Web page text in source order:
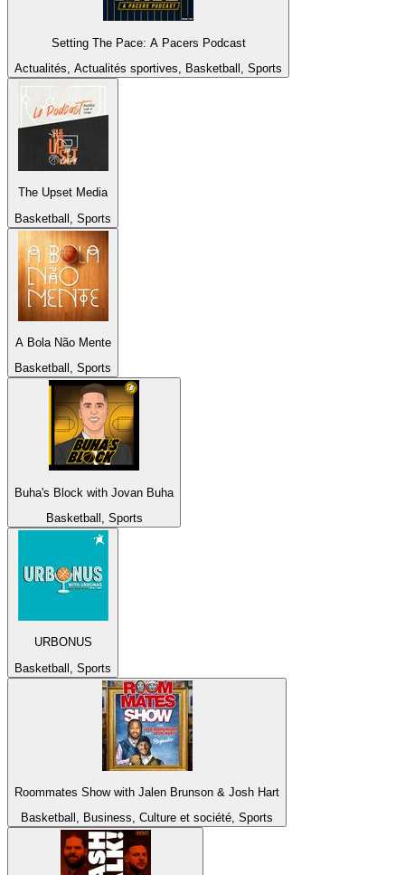
Setting The Pace: A Pacers Podcast
Actualités, Actualités sportives, Basketball, Sports
The Upset Media
Basketball, Sports
A Bola Não Mente
Basketball, Sports
Buha's Block with Jovan Buha
Basketball, Sports
URBONUS
Basketball, Sports
Roommates Show with Jalen Brunson & Josh Hart
Basketball, Business, Culture et société, Sports